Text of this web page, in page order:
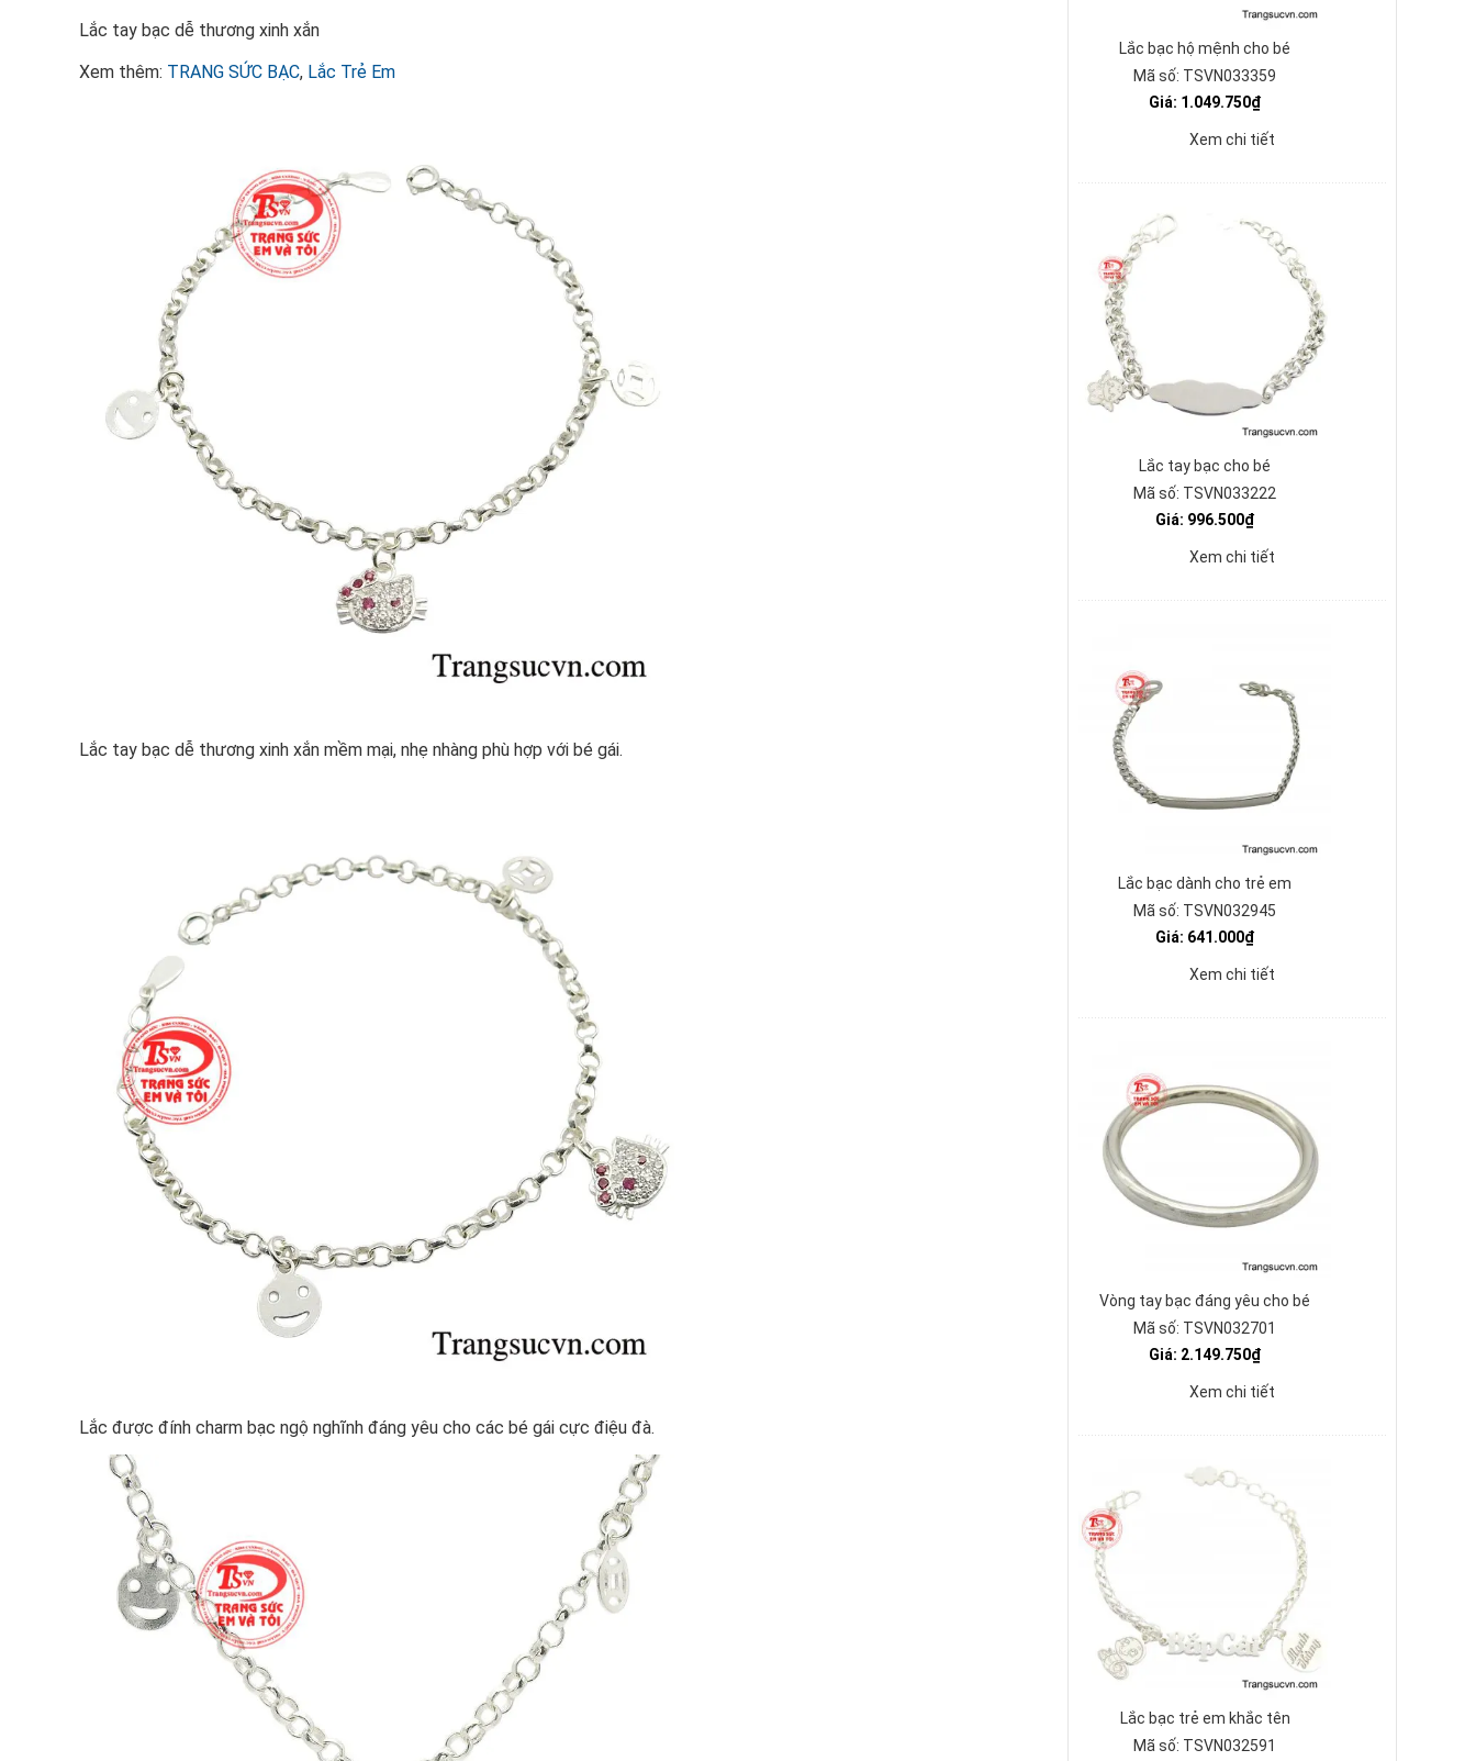
Lắc tay bạc dễ thương xinh xắn
Xem thêm: TRANG SỨC BẠC, Lắc Trẻ Em
Lắc tay bạc dễ thương xinh xắn mềm mại, nhẹ nhàng phù hợp với bé gái.
Lắc được đính charm bạc ngộ nghĩnh đáng yêu cho các bé gái cực điệu đà.
Lắc bạc hộ mệnh cho bé
Mã số: TSVN033359
Giá: 1.049.750₫
Xem chi tiết
Lắc tay bạc cho bé
Mã số: TSVN033222
Giá: 996.500₫
Xem chi tiết
Lắc bạc dành cho trẻ em
Mã số: TSVN032945
Giá: 641.000₫
Xem chi tiết
Vòng tay bạc đáng yêu cho bé
Mã số: TSVN032701
Giá: 2.149.750₫
Xem chi tiết
Lắc bạc trẻ em khắc tên
Mã số: TSVN032591